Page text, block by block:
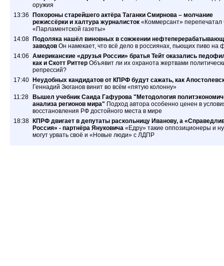
оружия
13:36
Похороны старейшего актёра Таганки Смирнова – молчание
режиссёрки и халтура журналисток «Коммерсант» перепечатал
«Парламентской газеты»
14:08
Подоляка нашёл виновных в сожжении
заводов Он намекает, что всё дело в россиянах, пьющих пиво на
14:06 Американские «друзья России» братья Тейт оказались
как и Скотт Риттер Объявит ли их охранота жертвами
репрессий?
17:40
Неудобных кандидатов от КПРФ будут сажать, как
Геннадий Зюганов винит во всём «пятую колонну»
11:28
Вышел учебник Саида Гафурова "Методология
анализа регионов мира" Подход автора особенно ценен в
восстановления РФ достойного места в мире
18:38
КПРФ двигает в депутаты раскольницу Иванову, а
Россия» - партнёра Януковича «Едру» такие оппозиционеры и
могут урвать своё и «Новые люди» с ЛДПР